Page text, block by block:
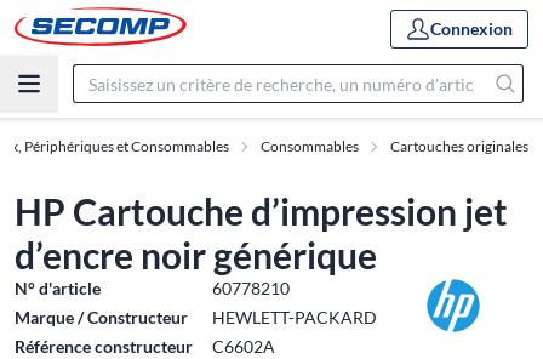
Connexion
Périphériques et Consommables Consommables Cartouches originales
HP Cartouche d’impression jet
d’encre noir générique
N° d'article
60778210
Marque / Constructeur
HEWLETT-PACKARD
Référence constructeur
C6602A